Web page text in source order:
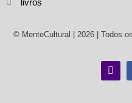
© MenteCultural | 2026 | Todos